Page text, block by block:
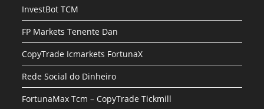
InvestBot TCM
FP Markets Tenente Dan
CopyTrade Icmarkets FortunaX
Rede Social do Dinheiro
FortunaMax Tcm – CopyTrade Tickmill